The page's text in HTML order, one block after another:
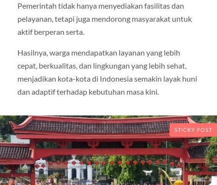
Pemerintah tidak hanya menyediakan fasilitas dan
pelayanan, tetapi juga mendorong masyarakat untuk
aktif berperan serta.
Hasilnya, warga mendapatkan layanan yang lebih
cepat, berkualitas, dan lingkungan yang lebih sehat,
menjadikan kota-kota di Indonesia semakin layak huni
dan adaptif terhadap kebutuhan masa kini.
STICKY POST